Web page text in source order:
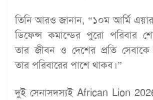
তিনি আরও জানান, “১০ম আর্মি এয়ার
ডিফেন্স কমান্ডের পুরো পরিবার
তার জীবন ও দেশের প্রতি সেবাকে
তার পরিবারের পাশে থাকব।”
দুই সেনাসদস্যই African Lion 2026